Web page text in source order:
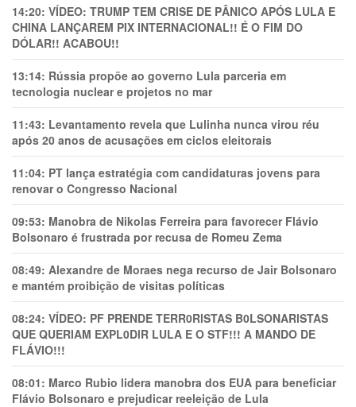
14:20: VÍDEO: TRUMP TEM CRlSE DE PÂNlCO APÓS LULA E
CHINA LANÇAREM PIX INTERNACIONAL!! É O FIM DO
DÓLAR!! ACABOU!!
13:14: Rússia propõe ao governo Lula parceria em
tecnologia nuclear e projetos no mar
11:43: Levantamento revela que Lulinha nunca virou réu
após 20 anos de acusações em ciclos eleitorais
11:04: PT lança estratégia com candidaturas jovens para
renovar o Congresso Nacional
09:53: Manobra de Nikolas Ferreira para favorecer Flávio
Bolsonaro é frustrada por recusa de Romeu Zema
08:49: Alexandre de Moraes nega recurso de Jair Bolsonaro
e mantém proibição de visitas políticas
08:24: VÍDEO: PF PRENDE TERR0RlSTAS B0LSONARlSTAS
QUE QUERIAM EXPL0DlR LULA E O STF!!! A MANDO DE
FLÁVIO!!!
08:01: Marco Rubio lidera manobra dos EUA para beneficiar
Flávio Bolsonaro e prejudicar reeleição de Lula